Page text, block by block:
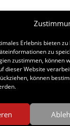
Erlebnis bieten
zu
zustimmen, können
dieser Website
können